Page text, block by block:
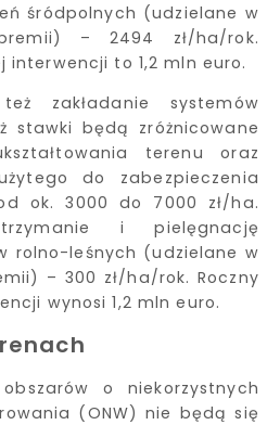
śródpolnych (udzielane w
– 2494 zł/ha/rok.
interwencji to 1,2 mln euro.
zakładanie systemów
stawki będą zróżnicowane
terenu oraz
do zabezpieczenia
ok. 3000 do 7000 zł/ha.
i pielęgnację
rolno-leśnych (udzielane w
– 300 zł/ha/rok. Roczny
wynosi 1,2 mln euro.
o niekorzystnych
(ONW) nie będą się